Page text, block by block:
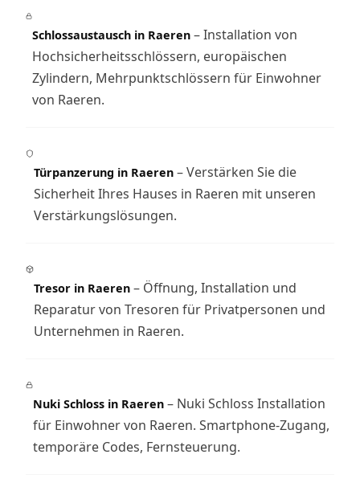
Schlossaustausch in Raeren – Installation von
Hochsicherheitsschlössern, europäischen
Zylindern, Mehrpunktschlössern für Einwohner
von Raeren.
Türpanzerung in Raeren – Verstärken Sie die
Sicherheit Ihres Hauses in Raeren mit unseren
Verstärkungslösungen.
Tresor in Raeren – Öffnung, Installation und
Reparatur von Tresoren für Privatpersonen und
Unternehmen in Raeren.
Nuki Schloss in Raeren – Nuki Schloss Installation
für Einwohner von Raeren. Smartphone-Zugang,
temporäre Codes, Fernsteuerung.